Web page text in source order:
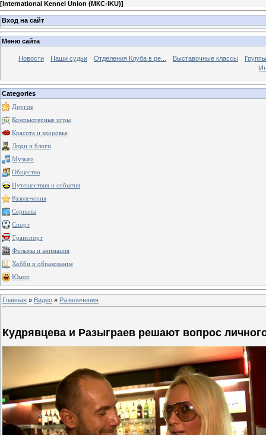
[International Kennel Union (МКС-IKU)]
Вход на сайт
Меню сайта
Новости Наши судьи Отделения Клуба в ре... Выставочные классы
Categories
Другое
Компьютерные игры
Красота и здоровье
Люди и блоги
Музыка
Общество
Путешествия и события
Развлечения
Сериалы
Спорт
Транспорт
Фильмы и анимация
Хобби и образование
Юмор
Главная » Видео » Развлечения
Кудрявцева и Разыграев решают вопрос